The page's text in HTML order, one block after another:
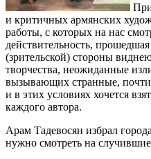
и критичных армянских
работы, с которых на нас
действительность,
(зрительской) стороны
творчества, неожиданные
вызывающих странные,
и в этих условиях хочется
каждого автора.
Арам Тадевосян избрал
нужно смотреть на